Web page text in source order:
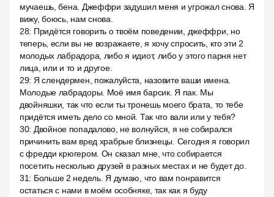
мучаешь, бена. Джеффри задушил меня и угрожал снова. Я
вижу, боюсь, нам снова.
28: Придётся говорить о твоём поведении, джеффри, но
теперь, если вы не возражаете, я хочу спросить, кто эти 2
молодых лабрадора, либо я идиот, либо у этого парня нет
лица, или и то и другое.
29: Я слендермен, пожалуйста, назовите ваши имена.
Молодые лабрадоры. Моё имя барсик. Я пак. Мы
двойняшки, так что если ты тронешь моего брата, то тебе
придётся иметь дело со мной. Так что вали или у тебя?
30: Двойное попадалово, не волнуйся, я не собирался
причинить вам вред храбрые близнецы. Сегодня я говорил
с фредди крюгером. Он сказал мне, что собирается
посетить несколько друзей в разных местах и не будет до.
31: Больше 2 недель. Я думаю, что вам понравится
остаться с нами в моём особняке, так как я буду